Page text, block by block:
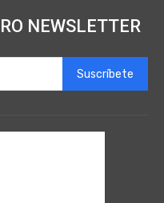
NEWSLETTER
Suscríbete